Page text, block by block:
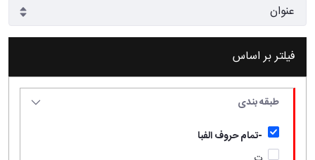
فیلتر بر اساس
طبقه بندی
-تمام حروف الفبا